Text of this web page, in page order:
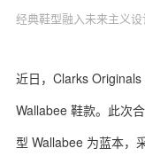
经典鞋型融入未来主义设
近日，Clarks
Wallabee 鞋款。此次
型 Wallabee 为蓝本，